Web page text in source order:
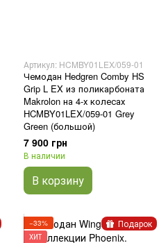
Артикул: HCMBY01LEX/059-01
Чемодан Hedgren Comby HS
Grip L EX из поликарбоната
Makrolon на 4-х колесах
HCMBY01LEX/059-01 Grey
Green (большой)
7 900 грн
В наличии
В корзину
Подарок
−33%
ХИТ